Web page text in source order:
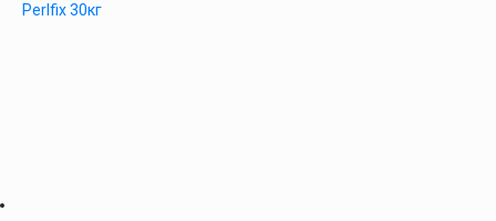
Perlfix 30кг